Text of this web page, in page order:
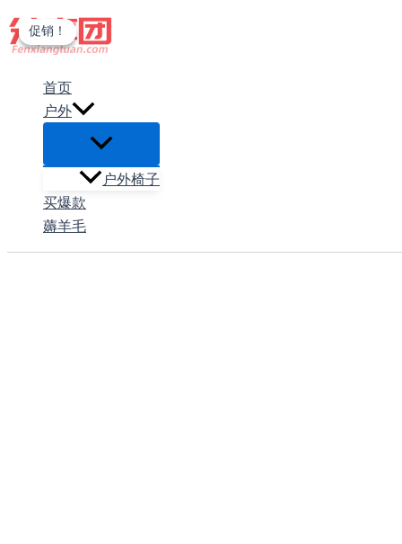
跳
至
首页
户外
户外椅子
买爆款
薅羊毛
促销！
促销！